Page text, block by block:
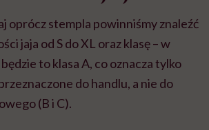
oprócz stempla powinniśmy znaleźć
jaja od S do XL oraz klasę – w
to klasa A, co oznacza tylko
do handlu, a nie do
(B i C).